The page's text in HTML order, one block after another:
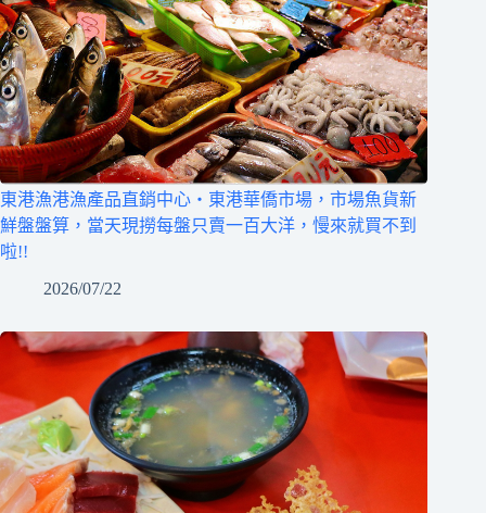
東港漁港漁產品直銷中心‧東港華僑市場，市場魚貨新
鮮盤盤算，當天現撈每盤只賣一百大洋，慢來就買不到
啦!!
2026/07/22